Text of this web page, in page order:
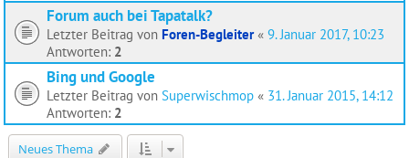
Forum auch bei Tapatalk?
Letzter Beitrag von Foren-Begleiter« 9. Januar 2017, 10:23
Antworten: 2
Bing und Google
Letzter Beitrag von Superwischmop « 31. Januar 2015, 14:12
Antworten: 2
Neues Thema